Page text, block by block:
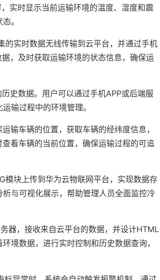
实时显示当前运输环境的温度、湿度和震
。
的实时数据无线传输到云平台，并通过手机
，及时获取运输环境的状态信息，确保运
史数据。用户可以通过手机APP或后端服
输过程中的环境管理。
输车辆的位置，获取车辆的经纬度信息，
看车辆的当前位置，确保运输过程的可追
模块上传到华为云物联网平台，实现数据存
与可视化展示，帮助管理人员全面监控冷
器，接收来自云平台的数据，并设计HTML
境数据，进行实时控制和历史数据查询，